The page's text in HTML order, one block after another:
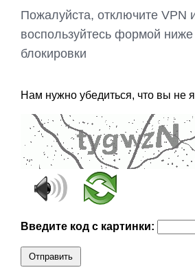
Пожалуйста, отключите VPN
воспользуйтесь формой
блокировки
Нам нужно убедиться, что вы не
Введите код с картинки:
Отправить